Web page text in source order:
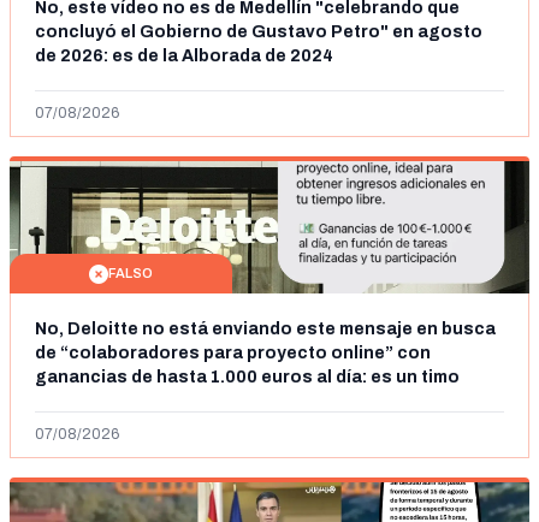
No, este vídeo no es de Medellín "celebrando que
concluyó el Gobierno de Gustavo Petro" en agosto
de 2026: es de la Alborada de 2024
07/08/2026
FALSO
No, Deloitte no está enviando este mensaje en busca
de “colaboradores para proyecto online” con
ganancias de hasta 1.000 euros al día: es un timo
07/08/2026